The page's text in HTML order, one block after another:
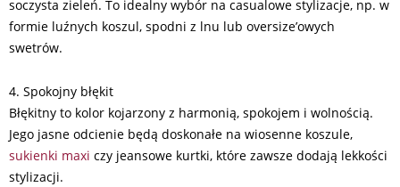
soczysta zieleń. To idealny wybór na casualowe stylizacje, np. w
formie luźnych koszul, spodni z lnu lub oversize’owych
swetrów.
4. Spokojny błękit
Błękitny to kolor kojarzony z harmonią, spokojem i wolnością.
Jego jasne odcienie będą doskonałe na wiosenne koszule,
sukienki maxi czy jeansowe kurtki, które zawsze dodają lekkości
stylizacji.